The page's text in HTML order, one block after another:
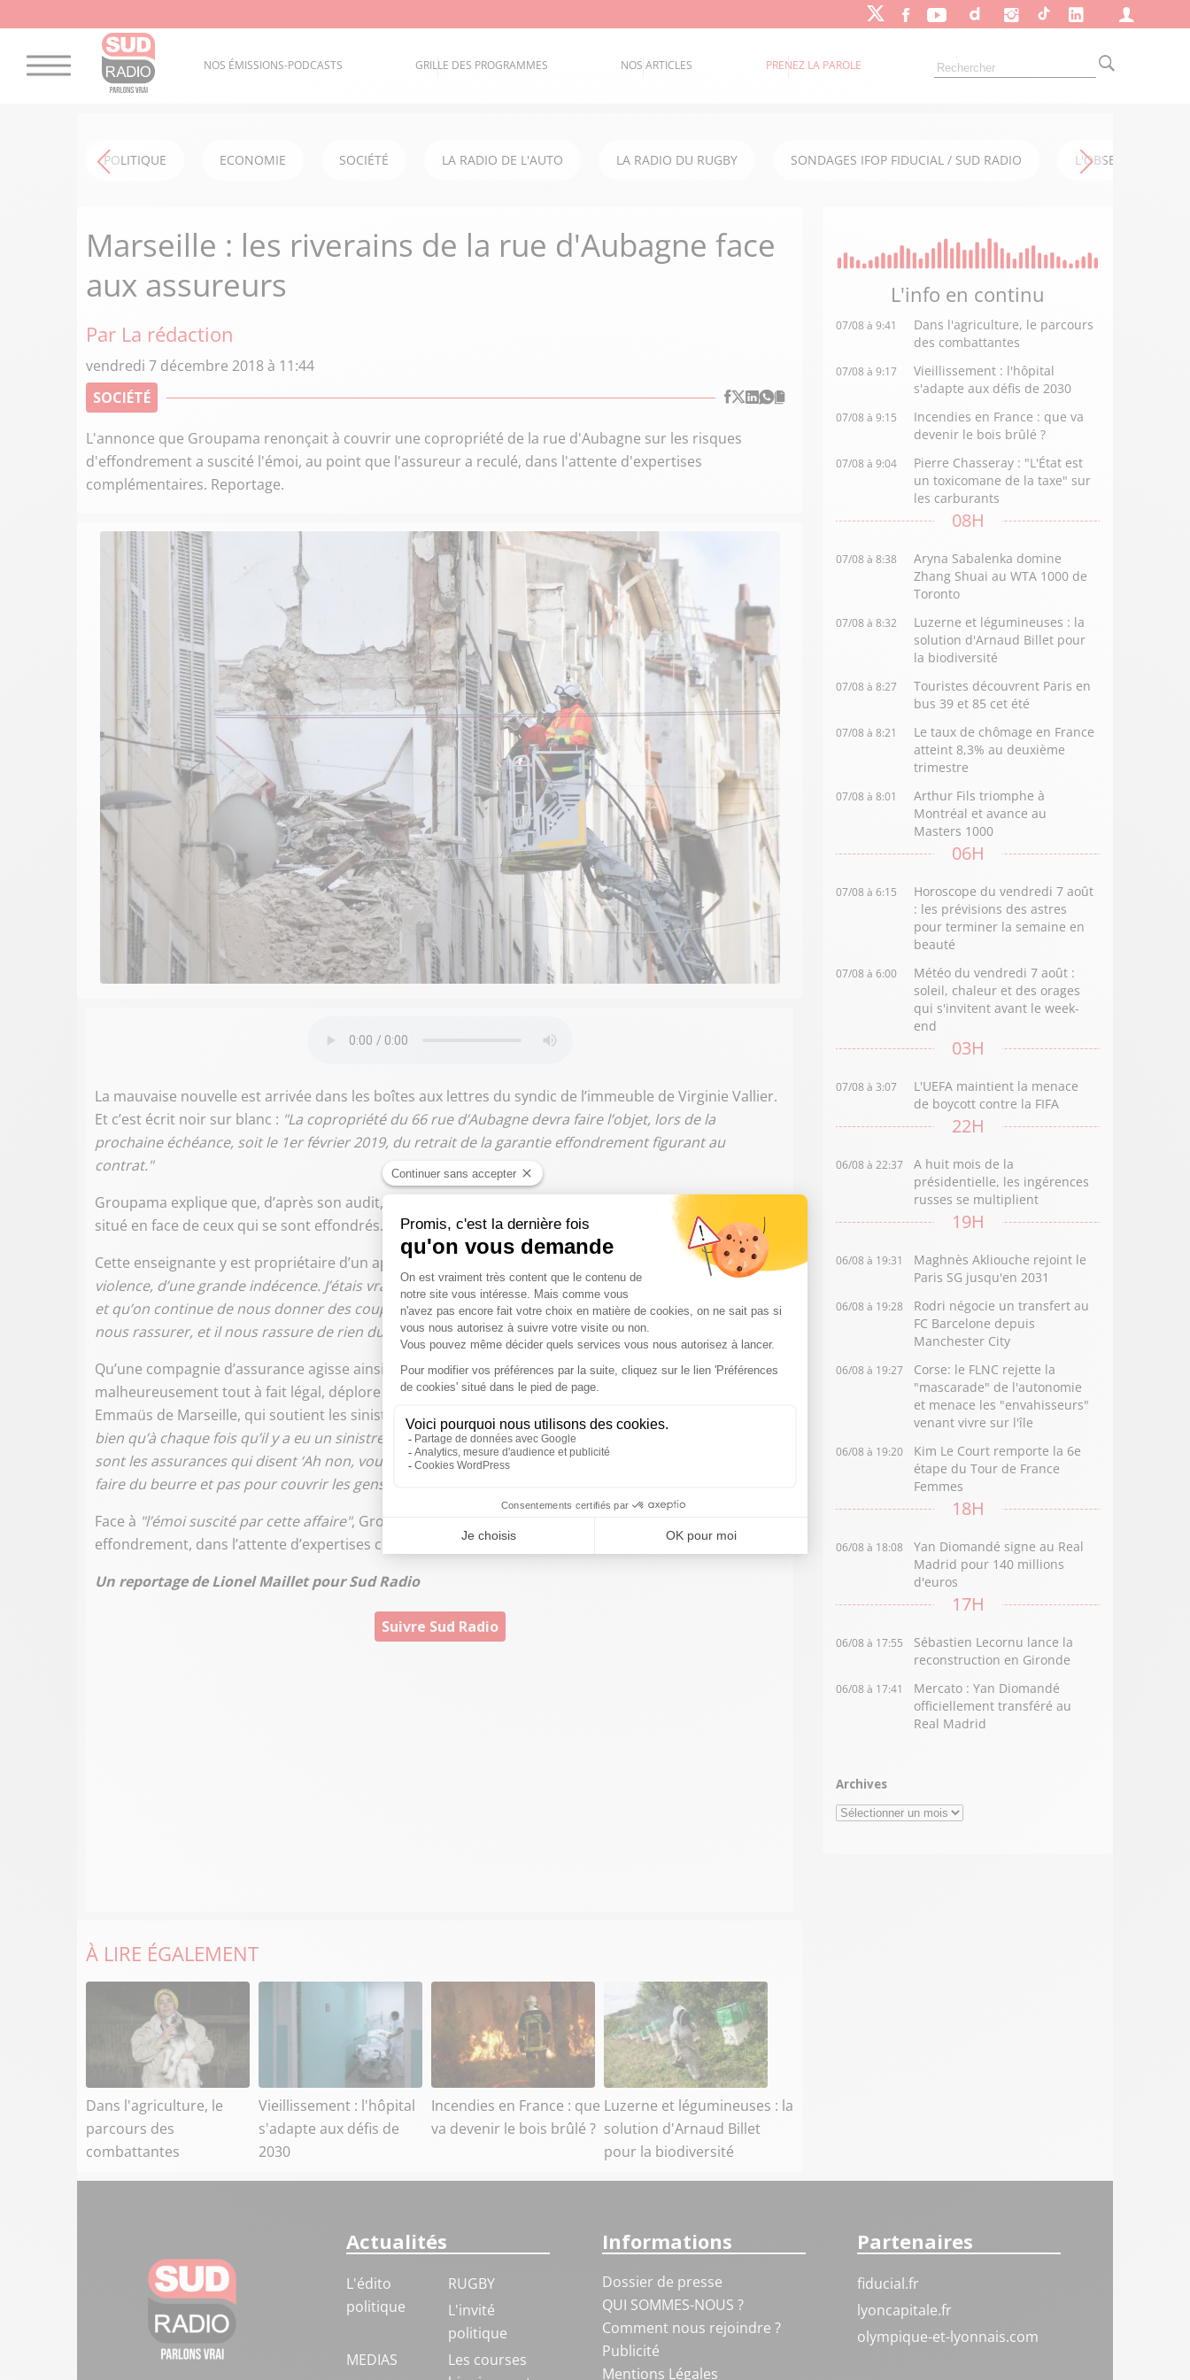
NOS ÉMISSIONS-PODCASTS GRILLE DES PROGRAMMES NOS ARTICLES PRENEZ LA PAROLE
POLITIQUE ECONOMIE SOCIÉTÉ LA RADIO DE L'AUTO LA RADIO DU RUGBY SONDAGES IFOP FIDUCIAL / SUD RADIO L'OBSERVATOIRE
Marseille : les riverains de la rue d'Aubagne face
aux assureurs
Par La rédaction
vendredi 7 décembre 2018 à 11:44
SOCIÉTÉ
L'annonce que Groupama renonçait à couvrir une copropriété de la rue d'Aubagne sur les risques
d'effondrement a suscité l'émoi, au point que l'assureur a reculé, dans l'attente d'expertises
complémentaires. Reportage.
La mauvaise nouvelle est arrivée dans les boîtes aux lettres du syndic de l’immeuble de Virginie Vallier.
Et c’est écrit noir sur blanc : "La copropriété du 66 rue d’Aubagne devra faire l’objet, lors de la
prochaine échéance, soit le 1er février 2019, du retrait de la garantie effondrement figurant au
contrat."
Groupama explique que, d’après son audit, il y a trop de risques d’effondrement pour cet immeuble,
situé en face de ceux qui se sont effondrés.
Cette enseignante y est propriétaire d’un appartement :
"C’est d’une grande cruauté, d’une grande
violence, d’une grande indécence. J’étais vraiment très, très en colère. J’ai l’impression qu’on est à terre
et qu’on continue de nous donner des coups de pied. Un assureur, c’est fait pour nous assurer, pour
nous rassurer, et il nous rassure de rien du tout."
Qu’une compagnie d’assurance agisse ainsi, c’est peut-être très choquant, mais c’est
malheureusement tout à fait légal, déplore Fatih Bouaoura, le vice-président de la communauté
Emmaüs de Marseille, qui soutient les sinistrés : "Tous les syndics, notamment bénévoles, savent très
bien qu’à chaque fois qu’il y a eu un sinistre, ont été multipliées par deux ou par trois. Quelques fois, ce
sont les assurances qui disent ‘Ah non, vous n’êtes pas assez rentables’. Les assurances sont là pour
faire du beurre et pas pour couvrir les gens."
Face à "l’émoi suscité par cette affaire", Groupama fait machine arrière et rétablit la garantie
effondrement, dans l’attente d’expertises complémentaires.
Un reportage de Lionel Maillet pour Sud Radio
Suivre Sud Radio
À LIRE ÉGALEMENT
Dans l'agriculture, le
parcours des
combattantes
Vieillissement : l'hôpital
s'adapte aux défis de
2030
Incendies en France : que
va devenir le bois brûlé ?
Luzerne et légumineuses : la
solution d'Arnaud Billet
pour la biodiversité
L'info en continu
07/08 à 9:41
Dans l'agriculture, le parcours
des combattantes
07/08 à 9:17
Vieillissement : l'hôpital
s'adapte aux défis de 2030
07/08 à 9:15
Incendies en France : que va
devenir le bois brûlé ?
07/08 à 9:04
Pierre Chasseray : "L'État est
un toxicomane de la taxe" sur
les carburants
08H
07/08 à 8:38
Aryna Sabalenka domine
Zhang Shuai au WTA 1000 de
Toronto
07/08 à 8:32
Luzerne et légumineuses : la
solution d'Arnaud Billet pour
la biodiversité
07/08 à 8:27
Touristes découvrent Paris en
bus 39 et 85 cet été
07/08 à 8:21
Le taux de chômage en France
atteint 8,3% au deuxième
trimestre
07/08 à 8:01
Arthur Fils triomphe à
Montréal et avance au
Masters 1000
06H
07/08 à 6:15
Horoscope du vendredi 7 août
: les prévisions des astres
pour terminer la semaine en
beauté
07/08 à 6:00
Météo du vendredi 7 août :
soleil, chaleur et des orages
qui s'invitent avant le week-
end
03H
07/08 à 3:07
L'UEFA maintient la menace
de boycott contre la FIFA
22H
06/08 à 22:37
A huit mois de la
présidentielle, les ingérences
russes se multiplient
19H
06/08 à 19:31
Maghnès Akliouche rejoint le
Paris SG jusqu'en 2031
06/08 à 19:28
Rodri négocie un transfert au
FC Barcelone depuis
Manchester City
06/08 à 19:27
Corse: le FLNC rejette la
"mascarade" de l'autonomie
et menace les "envahisseurs"
venant vivre sur l'île
06/08 à 19:20
Kim Le Court remporte la 6e
étape du Tour de France
Femmes
18H
06/08 à 18:08
Yan Diomandé signe au Real
Madrid pour 140 millions
d'euros
17H
06/08 à 17:55
Sébastien Lecornu lance la
reconstruction en Gironde
06/08 à 17:41
Mercato : Yan Diomandé
officiellement transféré au
Real Madrid
Archives
Archives
Actualités
L'édito
politique
RUGBY
L'invité
politique
MEDIAS
Les courses
Informations
Dossier de presse
QUI SOMMES-NOUS ?
Comment nous rejoindre ?
Publicité
Mentions Légales
Partenaires
fiducial.fr
lyoncapitale.fr
olympique-et-lyonnais.com